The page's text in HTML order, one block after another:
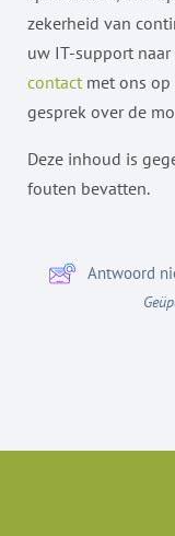
zekerheid van
uw IT-support
contact met ons
gesprek over de
Deze inhoud is
fouten bevatten.
Antwoord